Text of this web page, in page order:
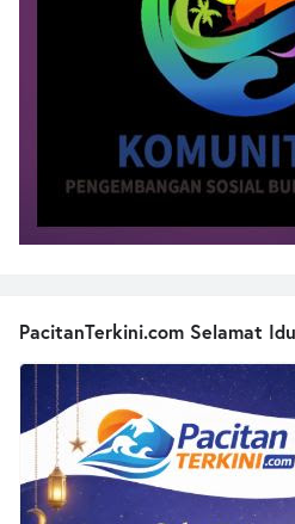
PacitanTerkini.com Selamat